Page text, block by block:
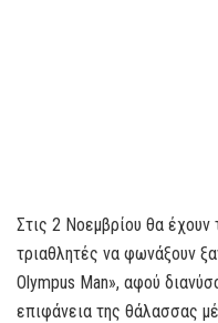
Στις 2 Νοεμβρίου θα έχουν
τριαθλητές να φωνάξουν
Olympus Man», αφού
επιφάνεια της θάλασσας